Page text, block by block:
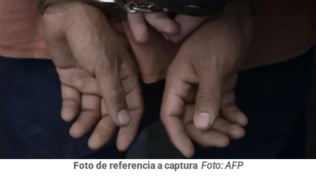
Foto de referencia a captura Foto: AFP